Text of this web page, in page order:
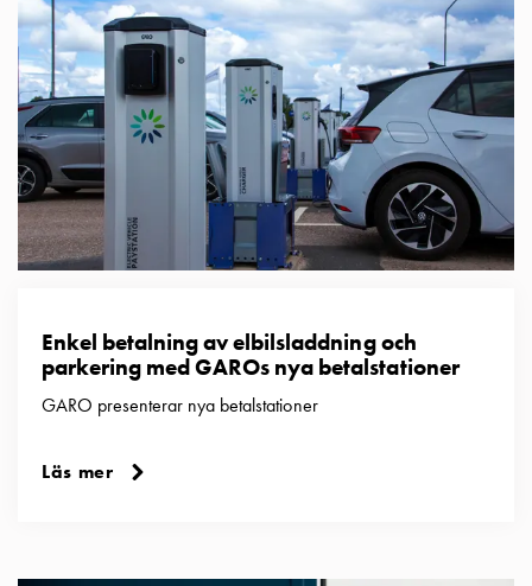
Enkel betalning av elbilsladdning och
parkering med GAROs nya betalstationer
GARO presenterar nya betalstationer
Läs mer